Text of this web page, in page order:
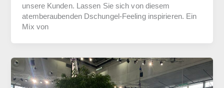
unsere Kunden. Lassen Sie sich von diesem
atemberaubenden Dschungel-Feeling inspirieren. Ein
Mix von